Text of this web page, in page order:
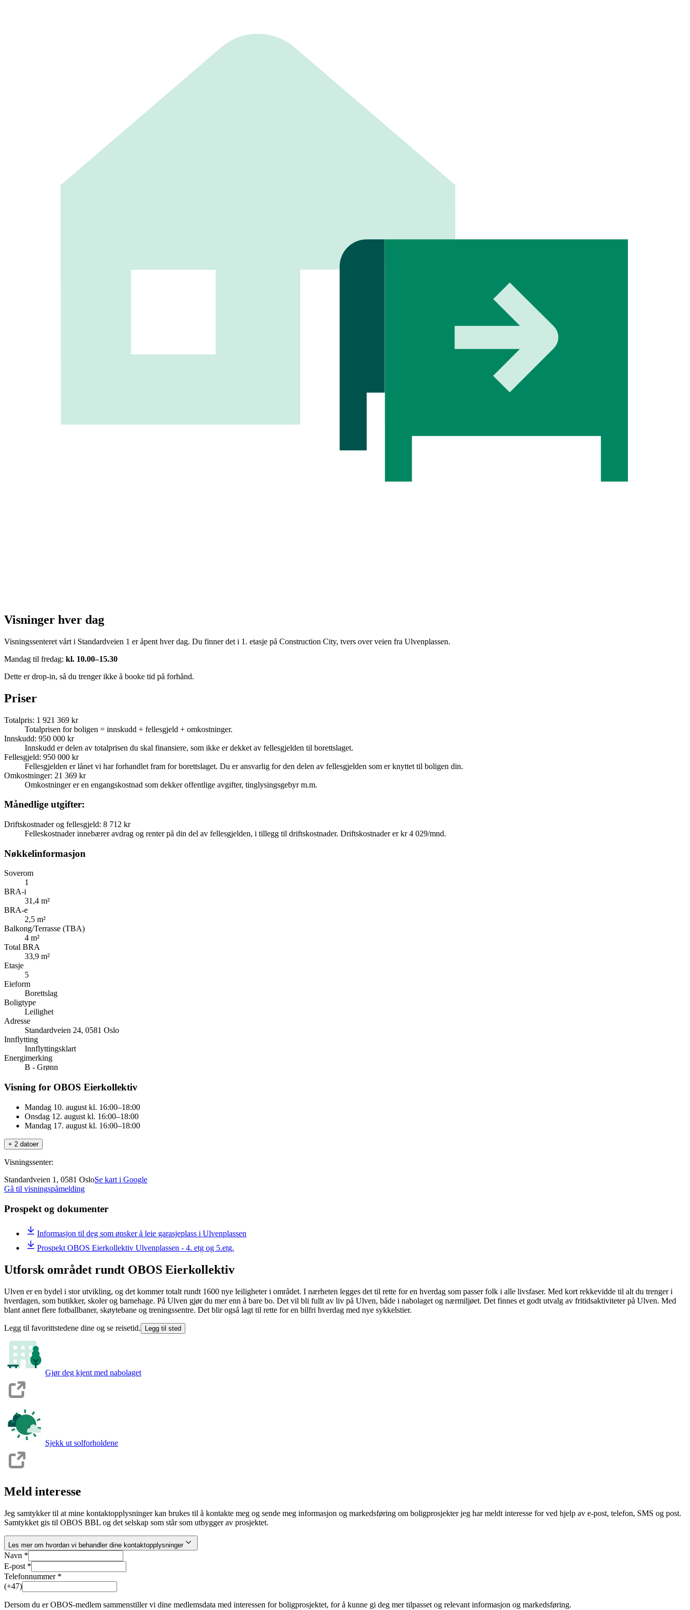
Visninger hver dag
Visningssenteret vårt i Standardveien 1 er åpent hver dag. Du finner det i 1. etasje på Construction City, tvers over veien fra Ulvenplassen.
Mandag til fredag: kl. 10.00–15.30
Dette er drop-in, så du trenger ikke å booke tid på forhånd.
Priser
Totalpris: 1 921 369 kr
Totalprisen for boligen = innskudd + fellesgjeld + omkostninger.
Innskudd: 950 000 kr
Innskudd er delen av totalprisen du skal finansiere, som ikke er dekket av fellesgjelden til borettslaget.
Fellesgjeld: 950 000 kr
Fellesgjelden er lånet vi har forhandlet fram for borettslaget. Du er ansvarlig for den delen av fellesgjelden som er knyttet til boligen din.
Omkostninger: 21 369 kr
Omkostninger er en engangskostnad som dekker offentlige avgifter, tinglysingsgebyr m.m.
Månedlige utgifter:
Driftskostnader og fellesgjeld: 8 712 kr
Felleskostnader innebærer avdrag og renter på din del av fellesgjelden, i tillegg til driftskostnader. Driftskostnader er kr 4 029/mnd.
Nøkkelinformasjon
Soverom
1
BRA-i
31,4 m²
BRA-e
2,5 m²
Balkong/Terrasse (TBA)
4 m²
Total BRA
33,9 m²
Etasje
5
Eieform
Borettslag
Boligtype
Leilighet
Adresse
Standardveien 24, 0581 Oslo
Innflytting
Innflyttingsklart
Energimerking
B - Grønn
Visning for OBOS Eierkollektiv
Mandag 10. august kl. 16:00–18:00
Onsdag 12. august kl. 16:00–18:00
Mandag 17. august kl. 16:00–18:00
+ 2 datoer
Visningssenter:
Standardveien 1, 0581 OsloSe kart i Google
Gå til visningspåmelding
Prospekt og dokumenter
Informasjon til deg som ønsker å leie garasjeplass i Ulvenplassen
Prospekt OBOS Eierkollektiv Ulvenplassen - 4. etg og 5.etg.
Utforsk området rundt OBOS Eierkollektiv
Ulven er en bydel i stor utvikling, og det kommer totalt rundt 1600 nye leiligheter i området. I nærheten legges det til rette for en hverdag som passer folk i alle livsfaser. Med kort rekkevidde til alt du trenger i
hverdagen, som butikker, skoler og barnehage. På Ulven gjør du mer enn å bare bo. Det vil bli fullt av liv på Ulven, både i nabolaget og nærmiljøet. Det finnes et godt utvalg av fritidsaktiviteter på Ulven. Med
blant annet flere fotballbaner, skøytebane og treningssentre. Det blir også lagt til rette for en bilfri hverdag med nye sykkelstier.
Legg til favorittstedene dine og se reisetid. Legg til sted
Gjør deg kjent med nabolaget
Sjekk ut solforholdene
Meld interesse
Jeg samtykker til at mine kontaktopplysninger kan brukes til å kontakte meg og sende meg informasjon og markedsføring om boligprosjekter jeg har meldt interesse for ved hjelp av e-post, telefon, SMS og post.
Samtykket gis til OBOS BBL og det selskap som står som utbygger av prosjektet.
Les mer om hvordan vi behandler dine kontaktopplysninger
Navn *
E-post *
Telefonnummer *
(+47)
Dersom du er OBOS-medlem sammenstiller vi dine medlemsdata med interessen for boligprosjektet, for å kunne gi deg mer tilpasset og relevant informasjon og markedsføring.